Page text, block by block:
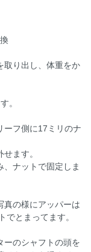
取り出し、体重をか
。
ーフ側に17ミリのナ
ます。
ナットで固定しま
真の様にアッパーは
でとまってます。
ーのシャフトの頭を